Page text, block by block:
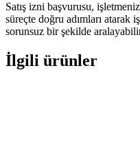
Satış izni başvurusu,
süreçte doğru adımları atarak
sorunsuz bir şekilde
İlgili ürünler